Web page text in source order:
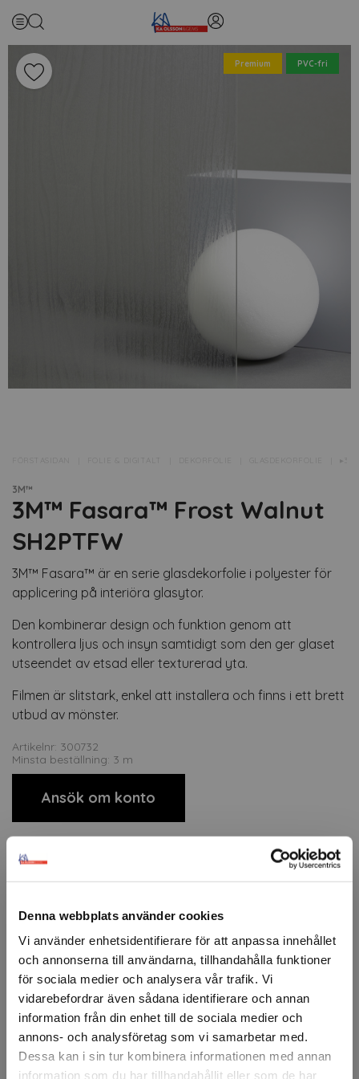
Denna webbplats använder cookies
Vi använder enhetsidentifierare för att anpassa innehållet
och annonserna till användarna, tillhandahålla funktioner
för sociala medier och analysera vår trafik. Vi
vidarebefordrar även sådana identifierare och annan
information från din enhet till de sociala medier och
annons- och analysföretag som vi samarbetar med.
Dessa kan i sin tur kombinera informationen med annan
information som du har tillhandahållit eller som de har
Premium PVC-fri
FÖRSTASIDAN FOLIE & DIGITALT
3M™
3M™ Fasara™ Frost Walnut
SH2PTFW
3M™ Fasara™ är en serie glasdekorfolie i polyester för
applicering på interiöra glasytor.
Den kombinerar design och funktion genom att
kontrollera ljus och insyn samtidigt som den ger glaset
utseendet av etsad eller texturerad yta.
Filmen är slitstark, enkel att installera och finns i ett brett
utbud av mönster.
Artikelnr: 300732
Minsta beställning: 3 m
Ansök om konto
applicering på interiöra glasytor. Den kombinerar design
och funktion genom att kontrollera ljus och insyn
samtidigt som den ger glaset utseendet av etsad eller
texturerad yta. Filmen är slitstark, enkel att installera och
finns i ett brett utbud av mönster.
3M™ Fasara™ blockerar dessutom upp till 99 % av UV-
strålning för att minska blekning av interiörer. Typiska
användningsområden är konferensrum, kontorsavskiljare,
entréer, glaspartier och andra interiöra glasytor där man